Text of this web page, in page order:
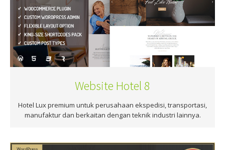
Website Hotel 8
Hotel Lux premium untuk perusahaan ekspedisi, transportasi,
manufaktur dan berkaitan dengan teknik industri lainnya.